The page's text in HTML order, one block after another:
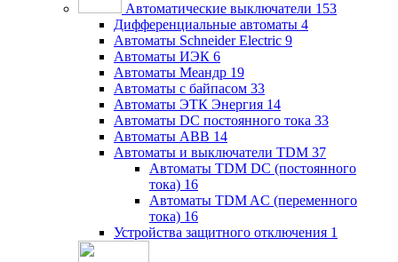
Автоматические выключатели 153
Дифференциальные автоматы 4
Автоматы Schneider Electric 9
Автоматы ИЭК 6
Автоматы Меандр 19
Автоматы с байпасом 33
Автоматы ЭТК Энергия 14
Автоматы DC постоянного тока 33
Автоматы ABB 14
Автоматы и выключатели TDM 37
Автоматы TDM DC (постоянного
тока) 16
Автоматы TDM AC (переменного
тока) 16
Устройства защитного отключения 1